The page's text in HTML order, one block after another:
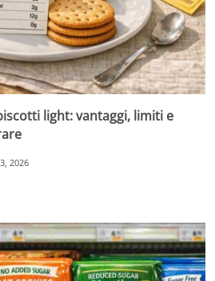
light: vantaggi, limiti e
2026